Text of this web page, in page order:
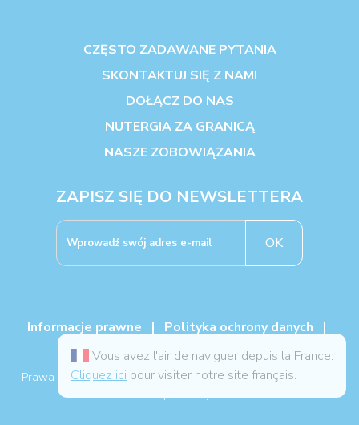
Vous avez l'air de naviguer depuis la France.
Cliquez ici pour visiter notre site français.
CZĘSTO ZADAWANE PYTANIA
SKONTAKTUJ SIĘ Z NAMI
DOŁĄCZ DO NAS
NUTERGIA ZA GRANICĄ
NASZE ZOBOWIĄZANIA
ZAPISZ SIĘ DO NEWSLETTERA
OK
Informacje prawne | Polityka ochrony danych
|
Cookies
Ogólne Warunki Sprzedaży
Prawa autorskie Nutergia 2026, wszelkie prawa zastrzeżone -
Mapa strony